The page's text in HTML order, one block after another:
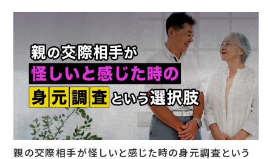
親の交際相手が怪しいと感じた時の身元調査という